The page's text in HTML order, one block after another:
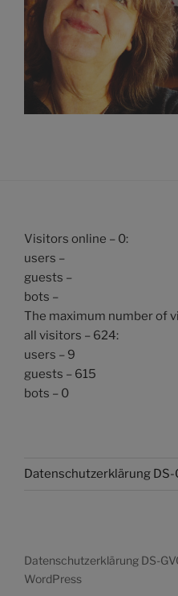
Visitors online – 0:
users –
guests –
bots –
The maximum number of
all visitors – 624:
users – 9
guests – 615
bots – 0
Datenschutzerklärung DS-
Datenschutzerklärung DS-
WordPress